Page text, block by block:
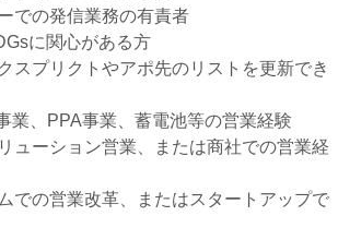
での発信業務の有責者
に関心がある方
スプリクトやアポ先のリストを更新でき
業、PPA事業、蓄電池等の営業経験
ューション営業、または商社での営業経
での営業改革、またはスタートアップで